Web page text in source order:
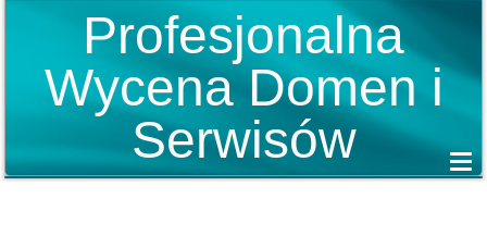
Profesjonalna
Wycena Domen i
Serwisów